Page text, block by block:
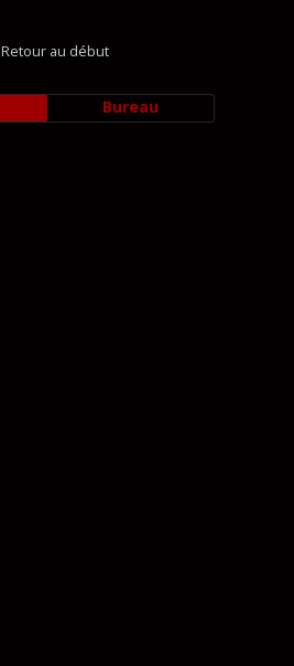
Retour au début
Bureau